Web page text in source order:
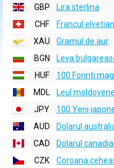
GBP
Lira sterlina
CHF
Francul elvetian
XAU
Gramul de aur
BGN
Leva
HUF
100 Forinti
MDL
Leul
JPY
100 Yeni
AUD
Dolarul
CAD
Dolarul
CZK
Coroana